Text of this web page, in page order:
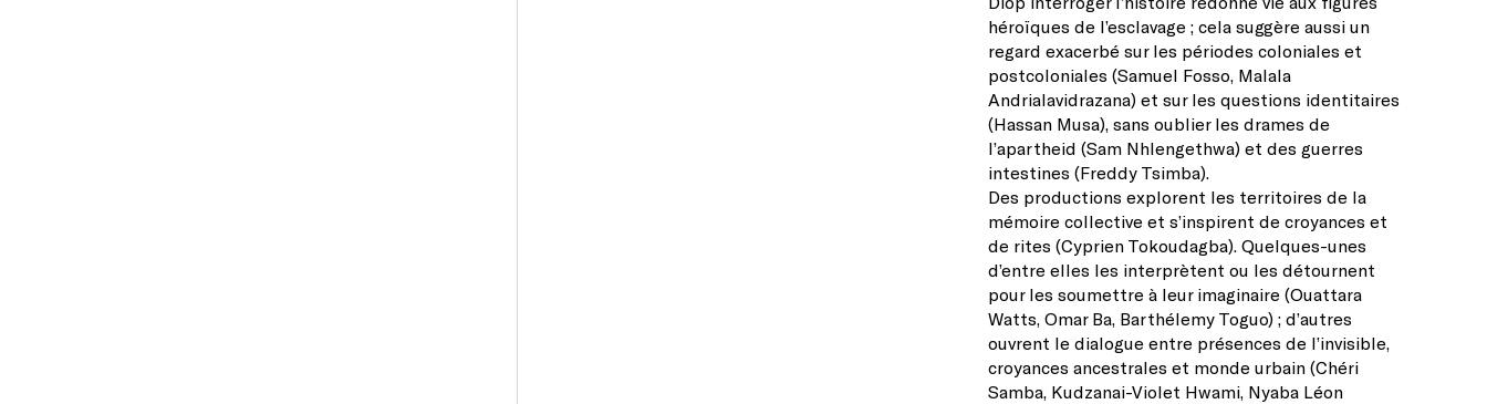
héroïques de l’esclavage ; cela suggère aussi un
regard exacerbé sur les périodes coloniales et
postcoloniales (Samuel Fosso, Malala
Andrialavidrazana) et sur les questions identitaires
(Hassan Musa), sans oublier les drames de
l’apartheid (Sam Nhlengethwa) et des guerres
intestines (Freddy Tsimba).
Des productions explorent les territoires de la
mémoire collective et s’inspirent de croyances et
de rites (Cyprien Tokoudagba). Quelques-unes
d’entre elles les interprètent ou les détournent
pour les soumettre à leur imaginaire (Ouattara
Watts, Omar Ba, Barthélemy Toguo) ; d’autres
ouvrent le dialogue entre présences de l’invisible,
croyances ancestrales et monde urbain (Chéri
Samba, Kudzanai-Violet Hwami, Nyaba Léon